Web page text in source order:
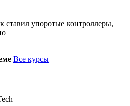
ставил упоротые контроллеры,
Все курсы